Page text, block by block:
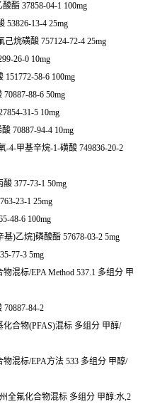
酯 37858-04-1 100mg
53826-13-4 25mg
己烷磺酸 757124-72-4 25mg
26-0 10mg
151772-58-6 100mg
88-6 50mg
31-5 10mg
70887-94-4 10mg
-4-甲基辛烷-1-磺酸 749836-20-2
377-73-1 50mg
23-1 25mg
48-6 100mg
)乙烷]磷酸酯 57678-03-2 5mg
77-3 5mg
混标/EPA Method 537.1 多组分 甲
70887-84-2
化合物(PFAS)混标 多组分 甲醇/
混标/EPA方法 533 多组分 甲醇/
全氟化合物混标 多组分 甲醇:水,2